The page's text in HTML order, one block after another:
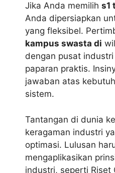
Jika Anda memilih s1
Anda dipersiapkan
yang fleksibel.
kampus swasta di
dengan pusat
paparan praktis.
jawaban atas
sistem.
Tantangan di dunia
keragaman industri
optimasi. Lulusan
mengaplikasikan
industri, seperti Riset